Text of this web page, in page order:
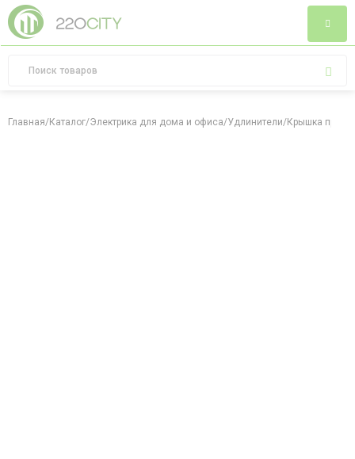
Главная/Каталог/Электрика для дома и офиса/Удлинители/Крышка